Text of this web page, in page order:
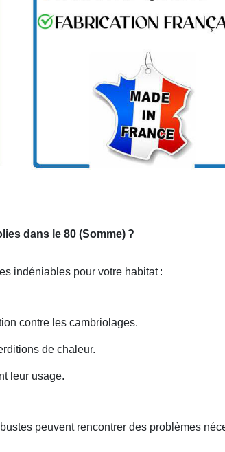
dans le 80 (Somme) ?
indéniables pour votre habitat :
contre les cambriolages.
de chaleur.
leur usage.
peuvent rencontrer des problèmes